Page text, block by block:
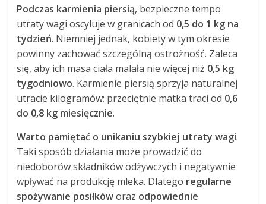
Podczas karmienia piersią, bezpieczne tempo
utraty wagi oscyluje w granicach od 0,5 do 1 kg na
tydzień. Niemniej jednak, kobiety w tym okresie
powinny zachować szczególną ostrożność. Zaleca
się, aby ich masa ciała malała nie więcej niż 0,5 kg
tygodniowo. Karmienie piersią sprzyja naturalnej
utracie kilogramów; przeciętnie matka traci od 0,6
do 0,8 kg miesięcznie.
Warto pamiętać o unikaniu szybkiej utraty wagi.
Taki sposób działania może prowadzić do
niedoborów składników odżywczych i negatywnie
wpływać na produkcję mleka. Dlatego regularne
spożywanie posiłkóworaz odpowiednie